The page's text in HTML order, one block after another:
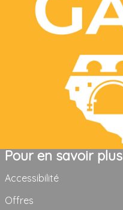
Pour en savoir plus
Accessibilité
Offres